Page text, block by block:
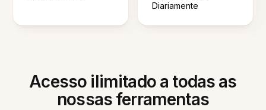
Diariamente
Acesso ilimitado a todas as
nossas ferramentas